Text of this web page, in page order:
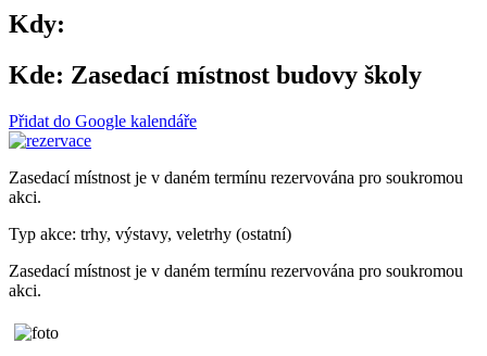
Kdy:
Kde: Zasedací místnost budovy školy
Přidat do Google kalendáře
Zasedací místnost je v daném termínu rezervována pro soukromou
akci.
Typ akce: trhy, výstavy, veletrhy (ostatní)
Zasedací místnost je v daném termínu rezervována pro soukromou
akci.